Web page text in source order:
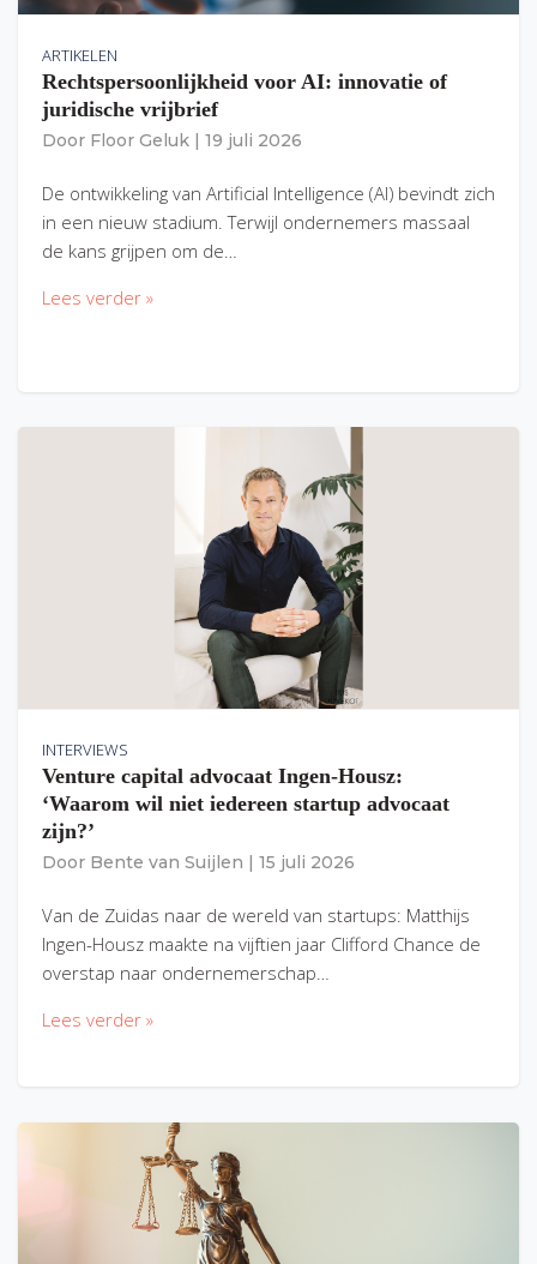
ARTIKELEN
Rechtspersoonlijkheid voor AI: innovatie of
juridische vrijbrief
Door Floor Geluk 19 juli 2026
De ontwikkeling van Artificial Intelligence (AI) bevindt zich
in een nieuw stadium. Terwijl ondernemers massaal
de kans grijpen om de…
Lees verder »
INTERVIEWS
Venture capital advocaat Ingen-Housz:
‘Waarom wil niet iedereen startup advocaat
zijn?’
Door Bente van Suijlen 15 juli 2026
Van de Zuidas naar de wereld van startups: Matthijs
Ingen-Housz maakte na vijftien jaar Clifford Chance de
overstap naar ondernemerschap…
Lees verder »